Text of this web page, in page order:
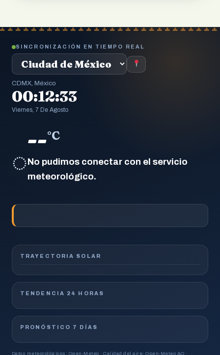
SINCRONIZACIÓN EN TIEMPO REAL
CDMX, México
00:12:34
Viernes, 7 De Agosto
◌
--°C
No pudimos conectar con el servicio
meteorológico.
TRAYECTORIA SOLAR
TENDENCIA 24 HORAS
PRONÓSTICO 7 DÍAS
Datos meteorológicos: Open-Meteo · Calidad del aire: Open-Meteo AQ ·